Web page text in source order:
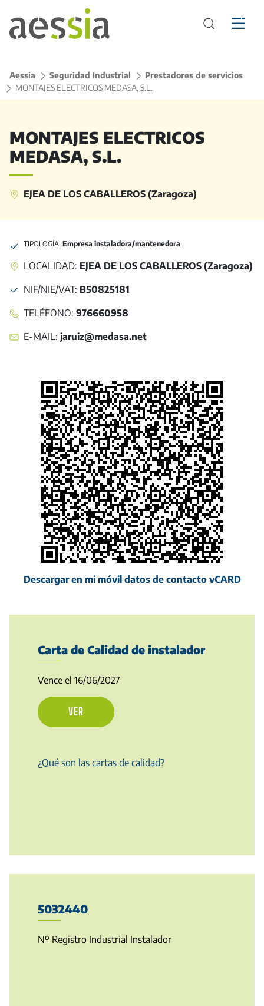
Aessia > Seguridad Industrial > Prestadores de servicios
MONTAJES ELECTRICOS MEDASA, S.L.
MONTAJES ELECTRICOS
MEDASA, S.L.
EJEA DE LOS CABALLEROS (Zaragoza)
TIPOLOGÍA: Empresa instaladora/mantenedora
LOCALIDAD: EJEA DE LOS CABALLEROS (Zaragoza)
NIF/NIE/VAT: B50825181
TELÉFONO: 976660958
E-MAIL: jaruiz@medasa.net
Descargar en mi móvil datos de contacto vCARD
Carta de Calidad de instalador
Vence el 16/06/2027
VER
¿Qué son las cartas de calidad?
5032440
Nº Registro Industrial Instalador